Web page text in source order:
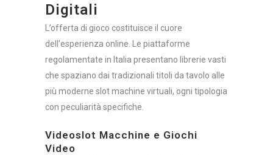
Digitali
L’offerta di gioco costituisce il cuore
dell’esperienza online. Le piattaforme
regolamentate in Italia presentano librerie vasti
che spaziano dai tradizionali titoli da tavolo alle
più moderne slot machine virtuali, ogni tipologia
con peculiarità specifiche.
Videoslot Macchine e Giochi
Video